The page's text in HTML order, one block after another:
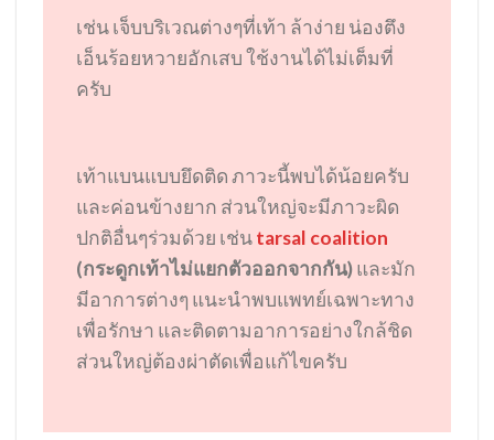
เช่น เจ็บบริเวณต่างๆที่เท้า ล้าง่าย น่องตึง
เอ็นร้อยหวายอักเสบ ใช้งานได้ไม่เต็มที่
ครับ
เท้าแบนแบบยึดติด ภาวะนี้พบได้น้อยครับ
และค่อนข้างยาก ส่วนใหญ่จะมีภาวะผิด
ปกติอื่นๆร่วมด้วย เช่นtarsal coalition
(กระดูกเท้าไม่แยกตัวออกจากกัน)และมัก
มีอาการต่างๆ แนะนำพบแพทย์เฉพาะทาง
เพื่อรักษา และติดตามอาการอย่างใกล้ชิด
ส่วนใหญ่ต้องผ่าตัดเพื่อแก้ไขครับ